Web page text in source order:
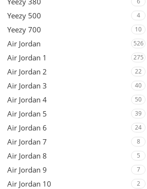
Yeezy 500 4
Yeezy 700 10
Air Jordan 526
Air Jordan 1 275
Air Jordan 2 22
Air Jordan 3 40
Air Jordan 4 50
Air Jordan 5 39
Air Jordan 6 24
Air Jordan 7 8
Air Jordan 8 5
Air Jordan 9 7
Air Jordan 10 2